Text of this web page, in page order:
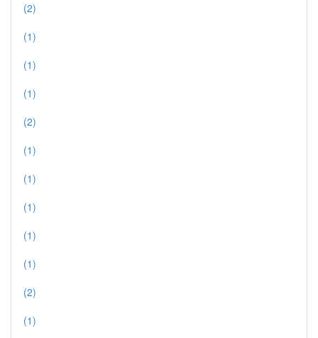
(2)
(1)
(1)
(1)
(2)
(1)
(1)
(1)
(1)
(1)
(2)
(1)